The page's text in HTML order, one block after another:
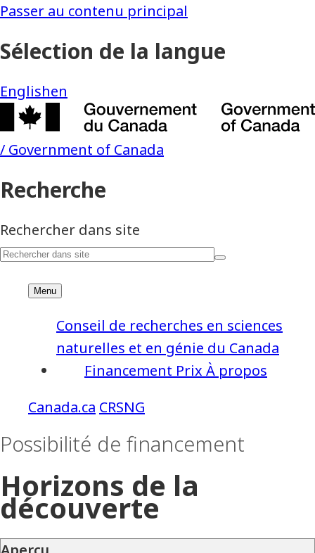
CRSNG
Financement Prix À propos
Conseil de recherches en sciences
naturelles et en génie du Canada
Possibilité de financement
Horizons de la
découverte